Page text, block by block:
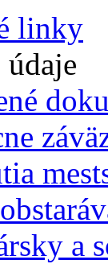
linky
a